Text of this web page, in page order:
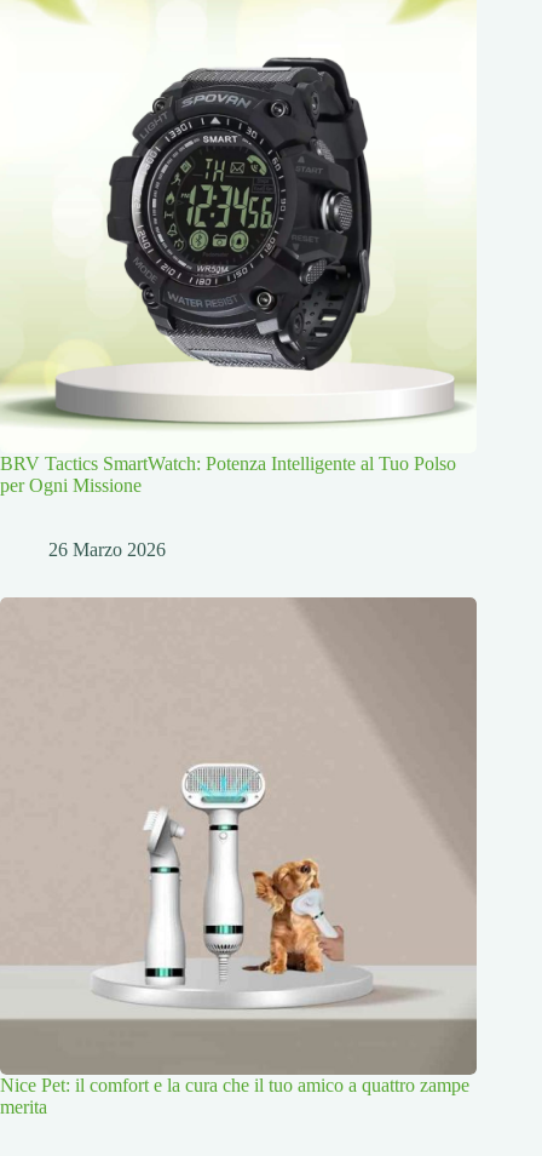
BRV Tactics SmartWatch: Potenza Intelligente al Tuo Polso
per Ogni Missione
26 Marzo 2026
Nice Pet: il comfort e la cura che il tuo amico a quattro zampe
merita